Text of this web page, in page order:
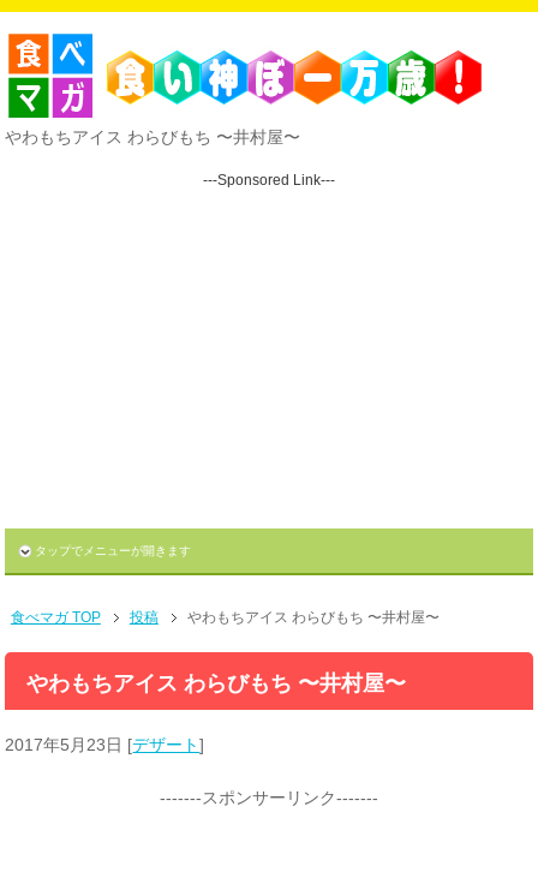
やわもちアイス わらびもち 〜井村屋〜
---Sponsored Link---
タップでメニューが開きます
食べマガ TOP 投稿 やわもちアイス わらびもち 〜井村屋〜
やわもちアイス わらびもち 〜井村屋〜
2017年5月23日 [デザート]
-------スポンサーリンク-------